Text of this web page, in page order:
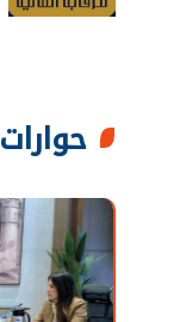
حوارات